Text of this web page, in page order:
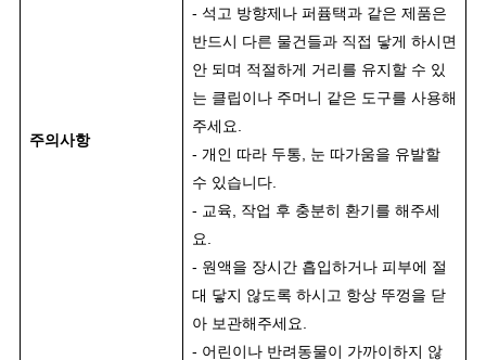
주의사항
- 석고 방향제나 퍼퓸택과 같은 제품은
반드시 다른 물건들과 직접 닿게 하시면
안 되며 적절하게 거리를 유지할 수 있
는 클립이나 주머니 같은 도구를 사용해
주세요.
- 개인 따라 두통, 눈 따가움을 유발할
수 있습니다.
- 교육, 작업 후 충분히 환기를 해주세
요.
- 원액을 장시간 흡입하거나 피부에 절
대 닿지 않도록 하시고 항상 뚜껑을 닫
아 보관해주세요.
- 어린이나 반려동물이 가까이하지 않